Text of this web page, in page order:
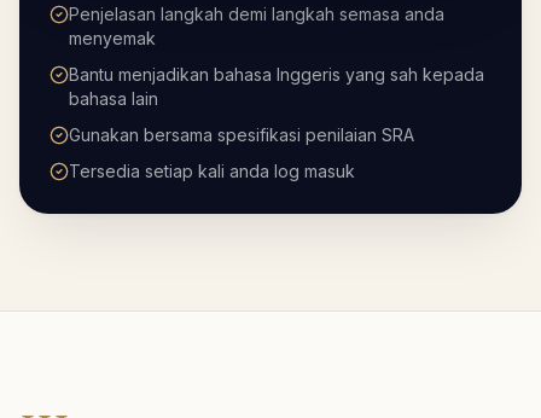
Penjelasan langkah demi langkah semasa anda
menyemak
Bantu menjadikan bahasa Inggeris yang sah kepada
bahasa lain
Gunakan bersama spesifikasi penilaian SRA
Tersedia setiap kali anda log masuk